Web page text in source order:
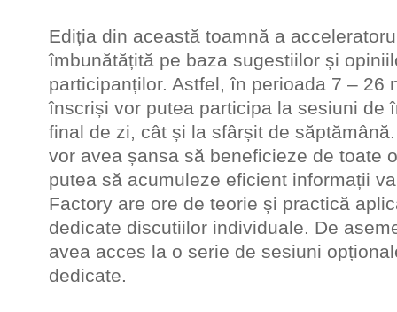
Ediția din această toamnă a
îmbunătățită pe baza sugestiilor și
participanților. Astfel, în perioada 7 – 26
înscriși vor putea participa la sesiuni de
final de zi, cât și la sfârșit de
vor avea șansa să beneficieze de toate
putea să acumuleze eficient informații
Factory are ore de teorie și practică
dedicate discutiilor individuale. De
avea acces la o serie de sesiuni
dedicate.